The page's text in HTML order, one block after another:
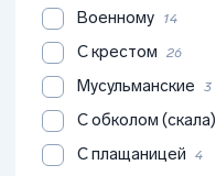
Военному 14
С крестом 26
Мусульманские 3
С обколом (скала)
С плащаницей 4